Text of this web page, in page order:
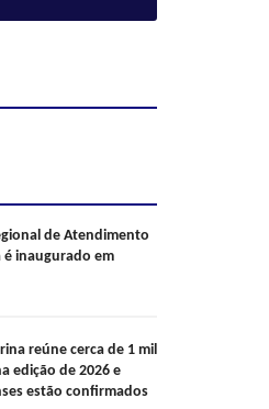
de Atendimento
é inaugurado em
reúne cerca de 1 mil
edição de 2026 e
estão confirmados